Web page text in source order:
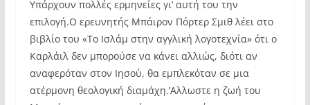
Υπάρχουν πολλές ερμηνείες γι’ αυτή του την
επιλογή.Ο ερευνητής Μπάιρον Πόρτερ Σμιθ λέει στο
βιβλίο του «Το Ισλάμ στην αγγλική λογοτεχνία» ότι ο
Καρλάιλ δεν μπορούσε να κάνει αλλιώς, διότι αν
αναφερόταν στον Ιησού, θα εμπλεκόταν σε μια
ατέρμονη θεολογική διαμάχη.’Αλλωστε η ζωή του